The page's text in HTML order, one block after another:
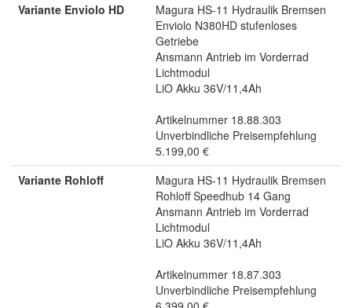
Variante Enviolo HD
Magura HS-11 Hydraulik Bremsen
Enviolo N380HD stufenloses
Getriebe
Ansmann Antrieb im Vorderrad
Lichtmodul
LiO Akku 36V/11,4Ah
Artikelnummer 18.88.303
Unverbindliche Preisempfehlung
5.199,00 €
Variante Rohloff
Magura HS-11 Hydraulik Bremsen
Rohloff Speedhub 14 Gang
Ansmann Antrieb im Vorderrad
Lichtmodul
LiO Akku 36V/11,4Ah
Artikelnummer 18.87.303
Unverbindliche Preisempfehlung